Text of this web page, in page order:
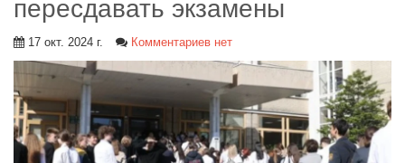
пересдавать экзамены
17 окт. 2024 г. Комментариев нет